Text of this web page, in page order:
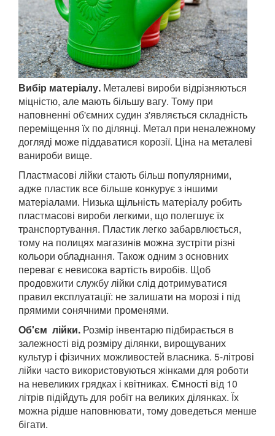
Вибір матеріалу. Металеві вироби відрізняються
міцністю, але мають більшу вагу. Тому при
наповненні об'ємних судин з'являється складність
переміщення їх по ділянці. Метал при неналежному
догляді може піддаватися корозії. Ціна на металеві
ванироби вище.
Пластмасові лійки стають більш популярними,
адже пластик все більше конкурує з іншими
матеріалами. Низька щільність матеріалу робить
пластмасові вироби легкими, що полегшує їх
транспортування. Пластик легко забарвлюється,
тому на полицях магазинів можна зустріти різні
кольори обладнання. Також одним з основних
переваг є невисока вартість виробів. Щоб
продовжити службу лійки слід дотримуватися
правил експлуатації: не залишати на морозі і під
прямими сонячними променями.
Об'єм лійки. Розмір інвентарю підбирається в
залежності від розміру ділянки, вирощуваних
культур і фізичних можливостей власника. 5-літрові
лійки часто використовуються жінками для роботи
на невеликих грядках і квітниках. Ємності від 10
літрів підійдуть для робіт на великих ділянках. Їх
можна рідше наповнювати, тому доведеться менше
бігати.